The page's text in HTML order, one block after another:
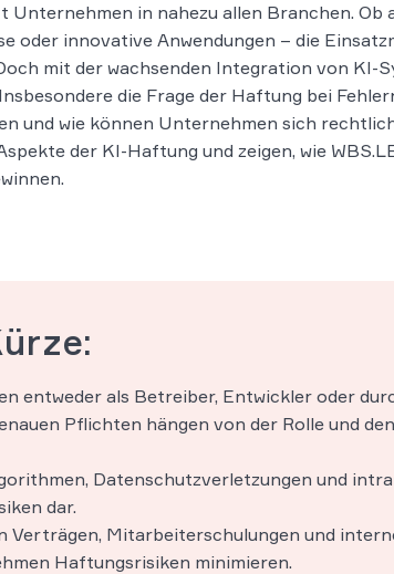
in nahezu allen Branchen. Ob
oder innovative Anwendungen – die
mit der wachsenden Integration von KI-
die Frage der Haftung bei
und wie können Unternehmen sich
der KI-Haftung und zeigen, wie
entweder als Betreiber, Entwickler oder
Pflichten hängen von der Rolle und den
Datenschutzverletzungen und
dar.
Verträgen, Mitarbeiterschulungen und
Haftungsrisiken minimieren.